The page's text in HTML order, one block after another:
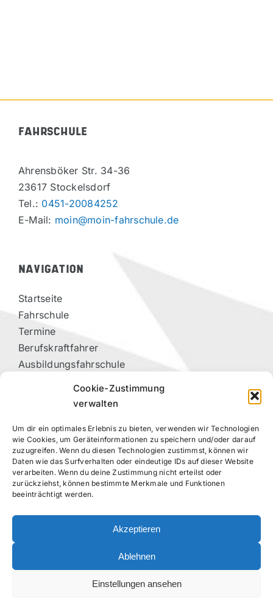
Cookie-Zustimmung
verwalten
Um dir ein optimales Erlebnis zu bieten, verwenden wir Technologien
wie Cookies, um Geräteinformationen zu speichern und/oder darauf
zuzugreifen. Wenn du diesen Technologien zustimmst, können wir
Daten wie das Surfverhalten oder eindeutige IDs auf dieser Website
verarbeiten. Wenn du deine Zustimmung nicht erteilst oder
zurückziehst, können bestimmte Merkmale und Funktionen
beeinträchtigt werden.
Akzeptieren
Ablehnen
Einstellungen ansehen
FAHRSCHULE
Ahrensböker Str. 34-36
23617 Stockelsdorf
Tel.: 0451-20084252
E-Mail: moin@moin-fahrschule.de
NAVIGATION
Startseite
Fahrschule
Termine
Berufskraftfahrer
Ausbildungsfahrschule
RECHTLICHES
Datenschutzerklärung
Impressum
Cookie-Richtlinie (EU)